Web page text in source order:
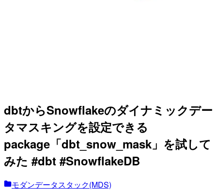
dbtからSnowflakeのダイナミックデー
タマスキングを設定できる
package「dbt_snow_mask」を試して
みた #dbt #SnowflakeDB
モダンデータスタック(MDS)